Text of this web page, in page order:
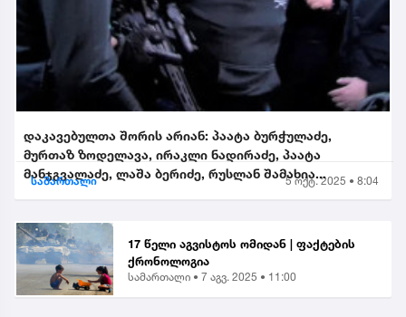
დაკავებულთა შორის არიან: პაატა ბურჭულაძე,
მურთაზ ზოდელავა, ირაკლი ნადირაძე, პაატა
მანჯგვალაძე, ლაშა ბერიძე, რუსლან შამახია...
სამართალი 5 ოქტ. 2025 • 8:04
17 წელი აგვისტოს ომიდან | ფაქტების
ქრონოლოგია
სამართალი • 7 აგვ. 2025 • 11:00